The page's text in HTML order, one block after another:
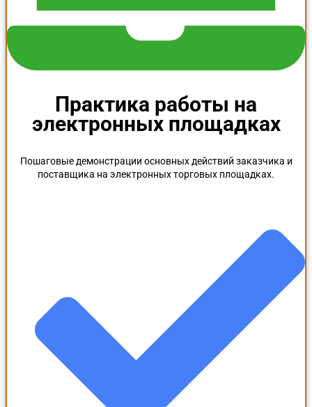
Практика работы на
электронных площадках
Пошаговые демонстрации основных действий заказчика и
поставщика на электронных торговых площадках.